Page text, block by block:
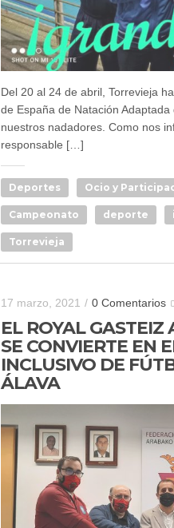
Del 20 al 24 de abril, Torrevieja
de España de Natación
nuestros nadadores. Como nos
responsable […]
Deportes Ocio y
Campeonato deporte
Torrevieja
17 marzo, 2021 / 0 Comentarios
EL ROYAL
SE CONVIERTE EN
INCLUSIVO DE
ÁLAVA